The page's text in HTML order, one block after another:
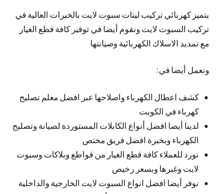
يتميز كهربائي تركيب ليتات سبوت لايت بالخبرات العالية في
تركيب السبوت لايت ونقوم أيضا في توفير كافة قطع الغيار
مع تمديد الاسلاك الكهربائية وصيانتها
ونعمل أيضا في:
كشف اعطال الكهرباء واصلاحها عبر افضل معلم تصليح
كهرباء في الكويت
لدينا أيضا افضل أنواع الكابلات المستوردة لصيانة وتصليح
الكهرباء وبخبرة افضل فريق مختص
نورد للعملاء كافة قطع الغيار من قواطع وبلاكات وسبوت
لايت وغبرها وبسعر رخيص
نوفر أيضا افضل انواع السبوت لايت الخارجية والداخلية